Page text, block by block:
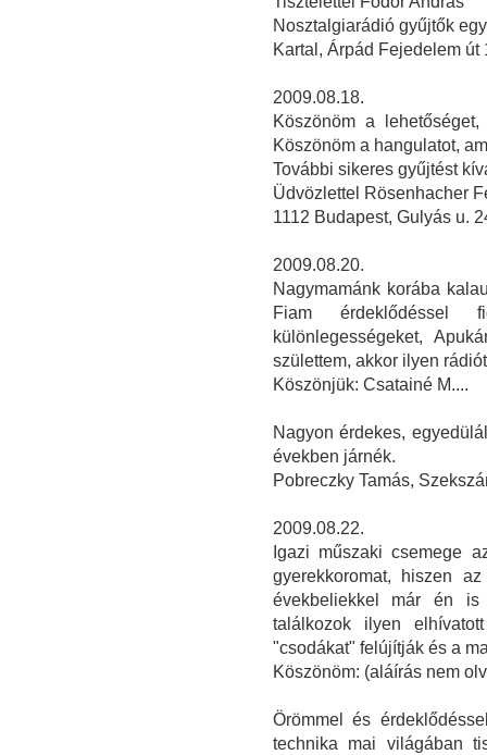
Nosztalgiarádió gyűjtők
Kartal, Árpád Fejedelem út
2009.08.18.
Köszönöm a
Köszönöm a hangulatot,
További sikeres gyűjtést
Üdvözlettel Rösenhacher
1112 Budapest, Gulyás u.
2009.08.20.
Nagymamánk korába
Fiam
különlegességeket,
születtem, akkor ilyen
Köszönjük: Csatainé M....
Nagyon érdekes,
években járnék.
Pobreczky Tamás,
2009.08.22.
Igazi műszaki csemege
gyerekkoromat, hiszen
évekbeliekkel már én is
találkozok ilyen
"csodákat" felújítják és a
Köszönöm: (aláírás nem
Örömmel és
technika mai világában